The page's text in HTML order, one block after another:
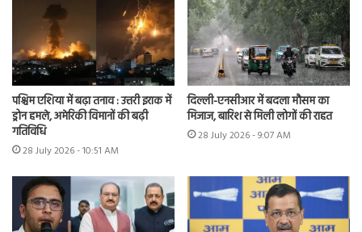
पश्चिम एशिया में बढ़ा तनाव : उत्तरी इराक में
ड्रोन हमले, अमेरिकी विमानों की बढ़ी
गतिविधि
28 July 2026 - 10:51 AM
दिल्ली-एनसीआर में बदला मौसम का
मिजाज, बारिश से मिली लोगों की राहत
28 July 2026 - 9:07 AM